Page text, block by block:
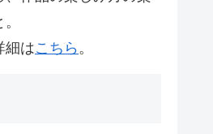
細はこちら 。